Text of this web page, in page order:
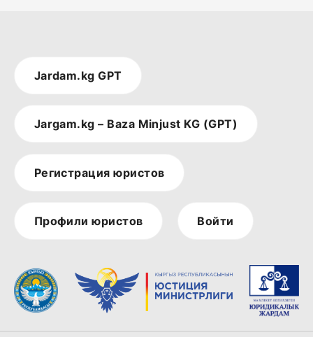
Jardam.kg GPT
Jargam.kg – Baza Minjust KG (GPT)
Регистрация юристов
Профили юристов Войти